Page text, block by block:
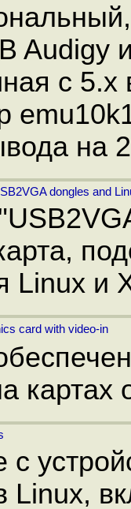
Audigy
с 5.x
на
dongles and
Linux и
card with video-in
картах
с
Linux,